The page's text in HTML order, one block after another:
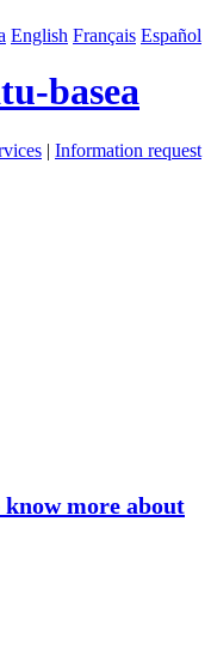
English Français Español
basea
| Information request
know more about